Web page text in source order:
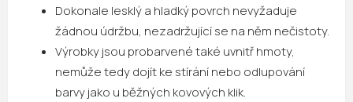
Dokonale lesklý a hladký povrch nevyžaduje
žádnou údržbu, nezadržující se na něm nečistoty.
Výrobky jsou probarvené také uvnitř hmoty,
nemůže tedy dojít ke stírání nebo odlupování
barvy jako u běžných kovových klik.